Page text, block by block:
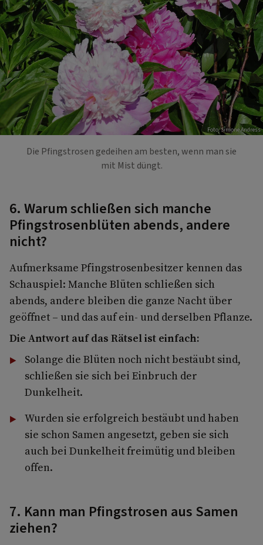
Foto: Simone Andress
Die Pfingstrosen gedeihen am besten, wenn man sie
mit Mist düngt.
6. Warum schließen sich manche
Pfingstrosenblüten abends, andere
nicht?
Aufmerksame Pfingstrosenbesitzer kennen das
Schauspiel: Manche Blüten schließen sich
abends, andere bleiben die ganze Nacht über
geöffnet – und das auf ein- und derselben Pflanze.
Die Antwort auf das Rätsel ist einfach:
Solange die Blüten noch nicht bestäubt sind,
schließen sie sich bei Einbruch der
Dunkelheit.
Wurden sie erfolgreich bestäubt und haben
sie schon Samen angesetzt, geben sie sich
auch bei Dunkelheit freimütig und bleiben
offen.
7. Kann man Pfingstrosen aus Samen
ziehen?